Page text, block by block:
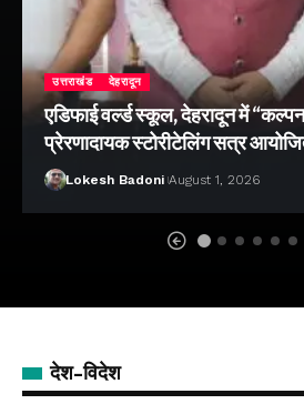
उत्तराखंड देहरादून
एडिफाई वर्ल्ड स्कूल, देहरादून में
प्रेरणादायक स्टोरीटेलिंग सत्र
Lokesh Badoni August 1, 2026
देश-विदेश